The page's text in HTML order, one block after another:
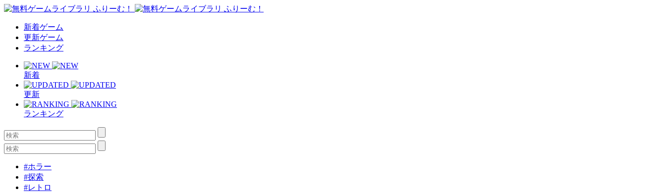
新着ゲーム
更新ゲーム
ランキング
新着
更新
ランキング
#ホラー
#探索
#レトロ